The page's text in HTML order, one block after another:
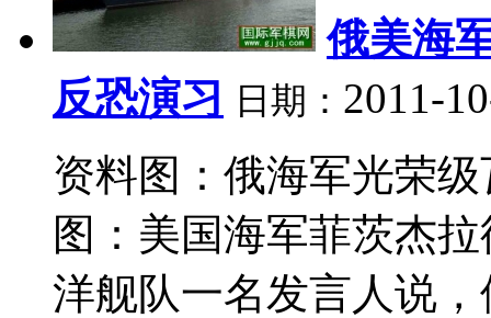
俄美海
反恐演习
日期： 2011-
资料图：俄海军光荣
图：美国海军菲茨杰
洋舰队一名发言人说